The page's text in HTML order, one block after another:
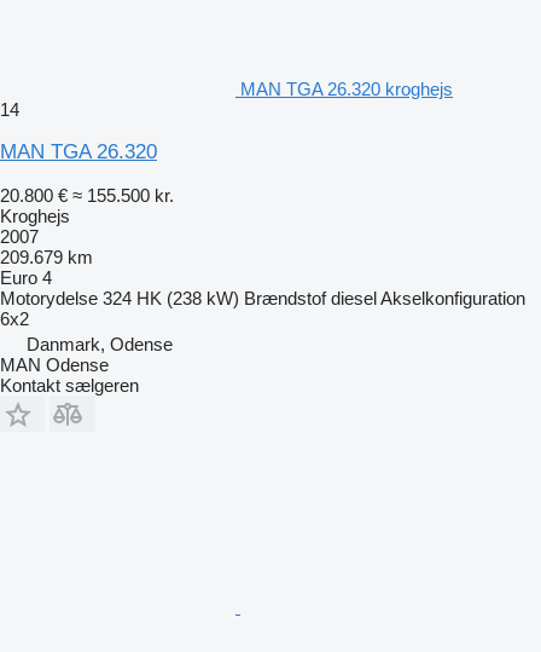
MAN TGA 26.320 kroghejs
14
MAN TGA 26.320
20.800 € ≈ 155.500 kr.
Kroghejs
2007
209.679 km
Euro 4
Motorydelse 324 HK (238 kW) Brændstof dieselAkselkonfiguration
6x2
Danmark, Odense
MAN Odense
Kontakt sælgeren